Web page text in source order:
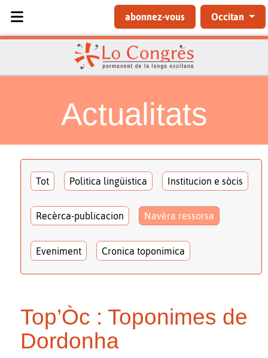
abonnez-vous Occitan
Actualitats
Tot Politica lingüistica Institucion e sòcis
Recèrca-publicacion Navèra ressorsa
Eveniment Cronica toponimica
Top’Òc : Toponimes de
Dordonha